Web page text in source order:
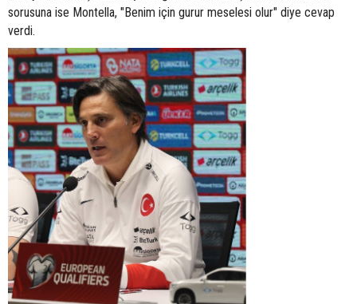
sorusuna ise Montella, "Benim için gurur meselesi olur" diye cevap
verdi.